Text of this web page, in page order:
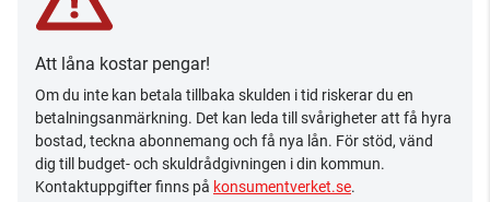
Att låna kostar pengar!
Om du inte kan betala tillbaka skulden i tid riskerar du en
betalningsanmärkning. Det kan leda till svårigheter att få hyra
bostad, teckna abonnemang och få nya lån. För stöd, vänd
dig till budget- och skuldrådgivningen i din kommun.
Kontaktuppgifter finns på konsumentverket.se.